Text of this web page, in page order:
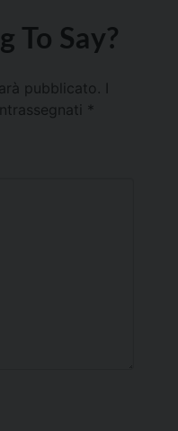
To Say?
pubblicato.
*